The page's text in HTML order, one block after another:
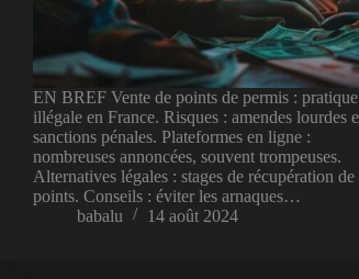
EN BREF Vente de points de permis : pratique
illégale en France. Risques : amendes lourdes
sanctions pénales. Plateformes en ligne :
nombreuses annoncées, souvent trompeuses.
Alternatives légales : stages de récupération de
points. Conseils : éviter les arnaques…
babalu
14 août 2024